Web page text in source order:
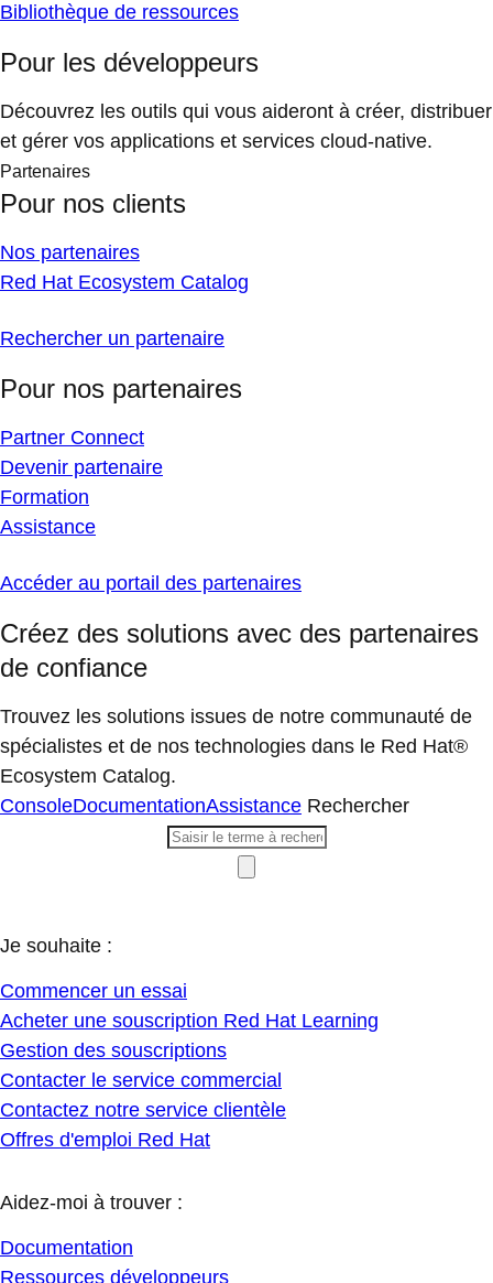
Bibliothèque de ressources
Pour les développeurs
Découvrez les outils qui vous aideront à créer, distribuer
et gérer vos applications et services cloud-native.
Partenaires
Pour nos clients
Nos partenaires
Red Hat Ecosystem Catalog
Rechercher un partenaire
Pour nos partenaires
Partner Connect
Devenir partenaire
Formation
Assistance
Accéder au portail des partenaires
Créez des solutions avec des partenaires
de confiance
Trouvez les solutions issues de notre communauté de
spécialistes et de nos technologies dans le Red Hat®
Ecosystem Catalog.
ConsoleDocumentationAssistance Rechercher
Je souhaite :
Commencer un essai
Acheter une souscription Red Hat Learning
Gestion des souscriptions
Contacter le service commercial
Contactez notre service clientèle
Offres d'emploi Red Hat
Aidez-moi à trouver :
Documentation
Ressources développeurs